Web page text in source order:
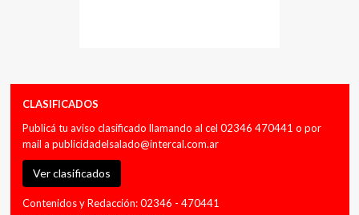
CLASIFICADOS
Publicá tu aviso clasificado llamando al cel 02346 470441 o por
mail a publicidadelsalado@intercal.com.ar
Ver clasificados
Contenidos y Redacción: 02346 - 470441